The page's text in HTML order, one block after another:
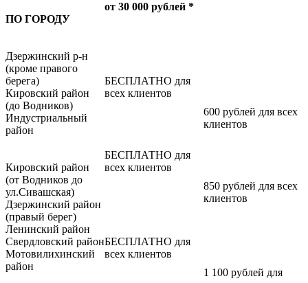
от 30 000 рублей *
ПО ГОРОДУ
Дзержинский р-н
(кроме правого
берега)
Кировский район
(до Водников)
Индустриальный
район
Кировский район
(от Водников до
ул.Сивашская)
Дзержинский район
(правый берег)
Ленинский район
Свердловский район
Мотовилихинский
район
БЕСПЛАТНО для
всех клиентов
БЕСПЛАТНО для
всех клиентов
БЕСПЛАТНО для
всех клиентов
600 рублей для всех
клиентов
850 рублей для всех
клиентов
1 100 рублей для